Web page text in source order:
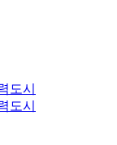
도시
도시